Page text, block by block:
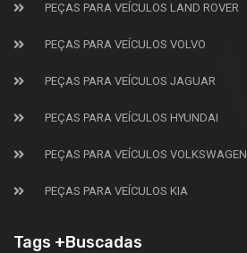
PEÇAS PARA VEÍCULOS LAND ROVER
PEÇAS PARA VEÍCULOS VOLVO
PEÇAS PARA VEÍCULOS JAGUAR
PEÇAS PARA VEÍCULOS HYUNDAI
PEÇAS PARA VEÍCULOS VOLKSWAGEN
PEÇAS PARA VEÍCULOS KIA
Tags +Buscadas